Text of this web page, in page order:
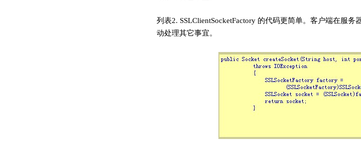
列表2. SSLClientSocketFactory 的代码更简单。客户端在服务
动处理其它事宜。